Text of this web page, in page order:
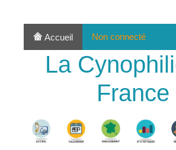
Accueil Non connecté
La
France